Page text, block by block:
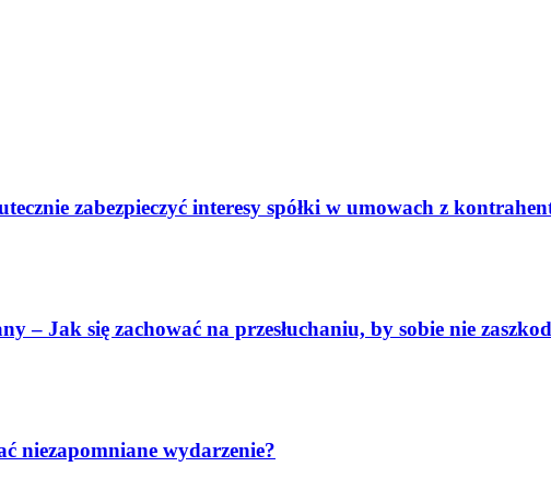
zabezpieczyć interesy spółki w umowach z
– Jak się zachować na przesłuchaniu, by sobie nie
niezapomniane wydarzenie?